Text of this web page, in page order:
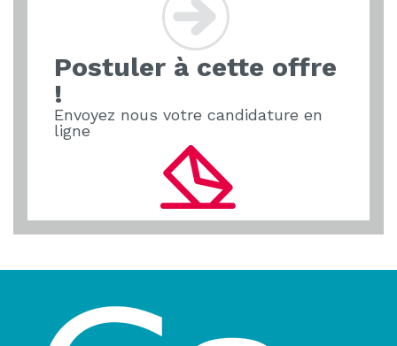
o
k
Postuler à cette offre
!
Envoyez nous votre candidature en
ligne